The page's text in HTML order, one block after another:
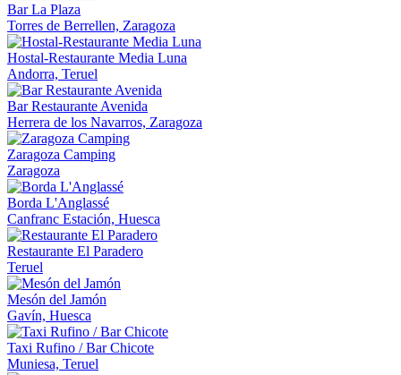
Bar La Plaza
Torres de Berrellen, Zaragoza
Hostal-Restaurante Media Luna
Andorra, Teruel
Bar Restaurante Avenida
Herrera de los Navarros, Zaragoza
Zaragoza Camping
Zaragoza
Borda L'Anglassé
Canfranc Estación, Huesca
Restaurante El Paradero
Teruel
Mesón del Jamón
Gavín, Huesca
Taxi Rufino / Bar Chicote
Muniesa, Teruel